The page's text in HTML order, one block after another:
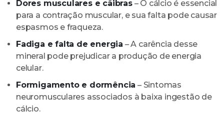
Dores musculares e cãibras– O cálcio é essencial
para a contração muscular, e sua falta pode causar
espasmos e fraqueza.
Fadiga e falta de energia – A carência desse
mineral pode prejudicar a produção de energia
celular.
Formigamento e dormência – Sintomas
neuromusculares associados à baixa ingestão de
cálcio.